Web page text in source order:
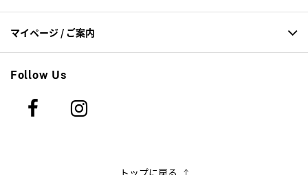
マイページ / ご案内
Follow Us